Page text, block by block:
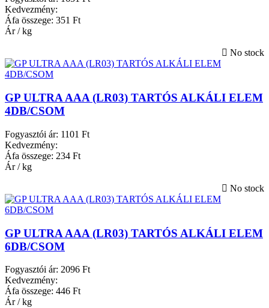
Kedvezmény:
Áfa összege: 351 Ft
Ár / kg
No stock
GP ULTRA AAA (LR03) TARTÓS ALKÁLI ELEM
4DB/CSOM
Fogyasztói ár: 1101 Ft
Kedvezmény:
Áfa összege: 234 Ft
Ár / kg
No stock
GP ULTRA AAA (LR03) TARTÓS ALKÁLI ELEM
6DB/CSOM
Fogyasztói ár: 2096 Ft
Kedvezmény:
Áfa összege: 446 Ft
Ár / kg